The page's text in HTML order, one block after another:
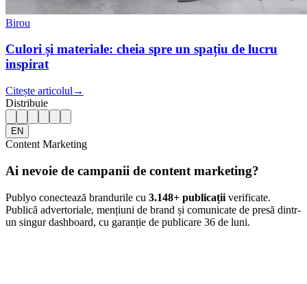
Birou
Culori și materiale: cheia spre un spațiu de lucru
inspirat
Citește articolul →
Distribuie
EN
Content Marketing
Ai nevoie de campanii de content marketing?
Publyo conectează brandurile cu 3.148+ publicații verificate.
Publică advertoriale, mențiuni de brand și comunicate de presă dintr-
un singur dashboard, cu garanție de publicare 36 de luni.